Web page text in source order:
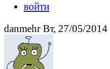
войти
danmehr Вт, 27/05/